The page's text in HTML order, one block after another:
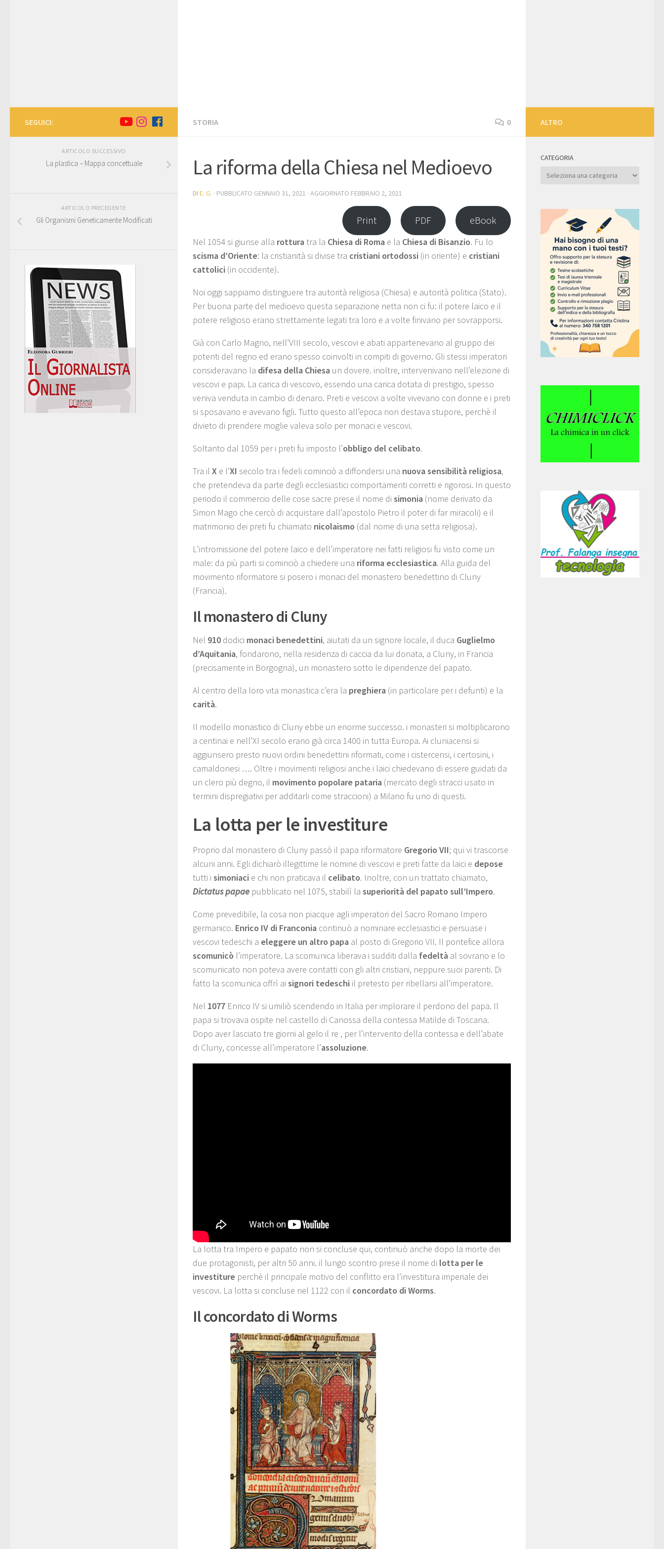
STORIA 0
La riforma della Chiesa nel Medioevo
DI E. G. · PUBBLICATO GENNAIO 31, 2021 · AGGIORNATO FEBBRAIO 2, 2021
Print PDF eBook
Nel 1054 si giunse alla rottura tra la Chiesa di Roma e la Chiesa di Bisanzio. Fu lo
scisma d’Oriente: la cristianità si divise tra cristiani ortodossi (in oriente) e cristiani
cattolici (in occidente).
Noi oggi sappiamo distinguere tra autorità religiosa (Chiesa) e autorità politica (Stato).
Per buona parte del medioevo questa separazione netta non ci fu: il potere laico e il
potere religioso erano strettamente legati tra loro e a volte finivano per sovrapporsi.
Già con Carlo Magno, nell’VIII secolo, vescovi e abati appartenevano al gruppo dei
potenti del regno ed erano spesso coinvolti in compiti di governo. Gli stessi imperatori
consideravano la difesa della Chiesa un dovere. inoltre, intervenivano nell’elezione di
vescovi e papi. La carica di vescovo, essendo una carica dotata di prestigio, spesso
veniva venduta in cambio di denaro. Preti e vescovi a volte vivevano con donne e i preti
si sposavano e avevano figli. Tutto questo all’epoca non destava stupore, perchè il
divieto di prendere moglie valeva solo per monaci e vescovi.
Soltanto dal 1059 per i preti fu imposto l’obbligo del celibato.
Tra il X e l’XI secolo tra i fedeli cominciò a diffondersi una nuova sensibilità religiosa,
che pretendeva da parte degli ecclesiastici comportamenti corretti e rigorosi. In questo
periodo il commercio delle cose sacre prese il nome di simonia (nome derivato da
Simon Mago che cercò di acquistare dall’apostolo Pietro il poter di far miracoli) e il
matrimonio dei preti fu chiamato nicolaismo (dal nome di una setta religiosa).
L’intromissione del potere laico e dell’imperatore nei fatti religiosi fu visto come un
male: da più parti si cominciò a chiedere una riforma ecclesiastica. Alla guida del
movimento riformatore si posero i monaci del monastero benedettino di Cluny
(Francia).
Il monastero di Cluny
Nel 910 dodici monaci benedettini, aiutati da un signore locale, il duca Guglielmo
d’Aquitania, fondarono, nella residenza di caccia da lui donata, a Cluny, in Francia
(precisamente in Borgogna), un monastero sotto le dipendenze del papato.
Al centro della loro vita monastica c’era la preghiera (in particolare per i defunti) e la
carità.
Il modello monastico di Cluny ebbe un enorme successo. i monasteri si moltiplicarono
a centinai e nell’XI secolo erano già circa 1400 in tutta Europa. Ai cluniacensi si
aggiunsero presto nuovi ordini benedettini riformati, come i cistercensi, i certosini, i
camaldonesi …. Oltre i movimenti religiosi anche i laici chiedevano di essere guidati da
un clero più degno, il movimento popolare pataria (mercato degli stracci usato in
termini dispregiativi per additarli come straccioni) a Milano fu uno di questi.
La lotta per le investiture
Proprio dal monastero di Cluny passò il papa riformatore Gregorio VII; qui vi trascorse
alcuni anni. Egli dichiarò illegittime le nomine di vescovi e preti fatte da laici e depose
tutti i simoniaci e chi non praticava il celibato. Inoltre, con un trattato chiamato,
Dictatus papae pubblicato nel 1075, stabilì la superiorità del papato sull’Impero.
Come prevedibile, la cosa non piacque agli imperatori del Sacro Romano Impero
germanico. Enrico IV di Franconia continuò a nominare ecclesiastici e persuase i
vescovi tedeschi a eleggere un altro papa al posto di Gregorio VII. Il pontefice allora
scomunicò l’imperatore. La scomunica liberava i sudditi dalla fedeltà al sovrano e lo
scomunicato non poteva avere contatti con gli altri cristiani, neppure suoi parenti. Di
fatto la scomunica offrì ai signori tedeschi il pretesto per ribellarsi all’imperatore.
Nel 1077 Enrico IV si umiliò scendendo in Italia per implorare il perdono del papa. Il
papa si trovava ospite nel castello di Canossa della contessa Matilde di Toscana.
Dopo aver lasciato tre giorni al gelo il re , per l’intervento della contessa e dell’abate
di Cluny, concesse all’imperatore l’assoluzione.
La lotta tra Impero e papato non si concluse qui, continuò anche dopo la morte dei
due protagonisti, per altri 50 anni. il lungo scontro prese il nome di lotta per le
investiture perchè il principale motivo del conflitto era l’investitura imperiale dei
vescovi. La lotta si concluse nel 1122 con il concordato di Worms.
Il concordato di Worms
SEGUICI:
ARTICOLO SUCCESSIVO
La plastica – Mappa concettuale
ARTICOLO PRECEDENTE
Gli Organismi Geneticamente Modificati
ALTRO
CATEGORIA
Categoria